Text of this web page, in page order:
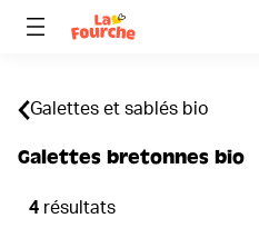
Galettes et sablés bio
Galettes bretonnes bio
4 résultats